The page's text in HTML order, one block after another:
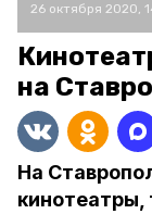
26 октября 2020,
на
На
кинотеатры,